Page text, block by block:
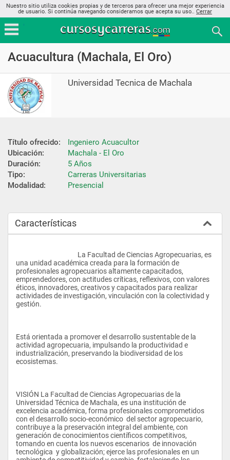
Nuestro sitio utiliza cookies propias y de terceros para ofrecer una mejor experiencia
de usuario. Si continúa navegando consideramos que acepta su uso.. Cerrar
Acuacultura (Machala, El Oro)
Universidad Tecnica de Machala
Título ofrecido:
Ingeniero Acuacultor
Ubicación:
Machala - El Oro
Duración:
5 Años
Tipo:
Carreras Universitarias
Modalidad:
Presencial
Características
una unidad académica creada para la formación de
profesionales agropecuarios altamente capacitados,
emprendedores, con actitudes críticas, reflexivos, con valores
éticos, innovadores, creativos y capacitados para realizar
actividades de investigación, vinculación con la colectividad y
gestión.
Está orientada a promover el desarrollo sustentable de la
actividad agropecuaria, impulsando la productividad e
industrialización, preservando la biodiversidad de los
ecosistemas.
VISIÓN La Facultad de Ciencias Agropecuarias de la
Universidad Técnica de Machala, es una institución de
excelencia académica, forma profesionales comprometidos
con el desarrollo socio-económico  del sector agropecuario,
contribuye a la preservación integral del ambiente, con
generación de conocimientos científicos competitivos,
tomando en cuenta los nuevos escenarios  de innovación
tecnológica  y globalización; ejerce las profesionales en un